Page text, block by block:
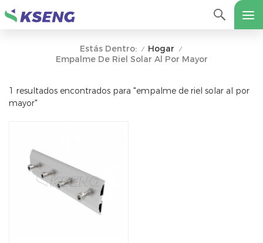
Estás Dentro: / Hogar /
Empalme De Riel Solar Al Por Mayor
1 resultados encontrados para "empalme de riel solar al por
mayor"